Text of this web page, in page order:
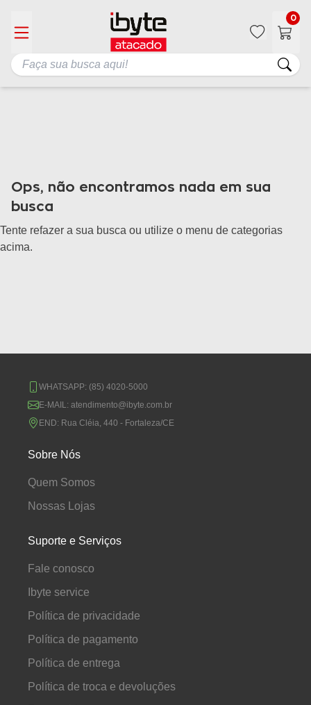
0
Ops, não encontramos nada em sua
busca
Tente refazer a sua busca ou utilize o menu de categorias
acima.
WHATSAPP: (85) 4020-5000
E-MAIL: atendimento@ibyte.com.br
END: Rua Cléia, 440 - Fortaleza/CE
Sobre Nós
Quem Somos
Nossas Lojas
Suporte e Serviços
Fale conosco
Ibyte service
Política de privacidade
Política de pagamento
Política de entrega
Política de troca e devoluções